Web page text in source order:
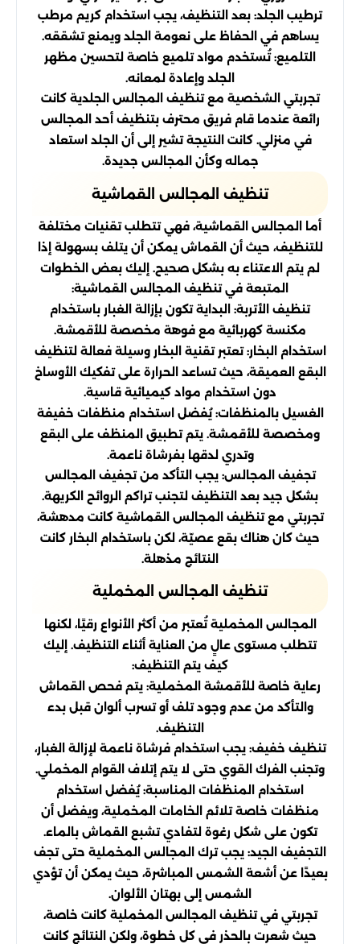
ترطيب الجلد: بعد التنظيف، يجب استخدام كريم مرطب
يساهم في الحفاظ على نعومة الجلد ويمنع تشققه.
التلميع: تُستخدم مواد تلميع خاصة لتحسين مظهر
الجلد وإعادة لمعانه.
تجربتي الشخصية مع تنظيف المجالس الجلدية كانت
رائعة عندما قام فريق محترف بتنظيف أحد المجالس
في منزلي. كانت النتيجة تشير إلى أن الجلد استعاد
جماله وكأن المجالس جديدة.
تنظيف المجالس القماشية
أما المجالس القماشية، فهي تتطلب تقنيات مختلفة
للتنظيف، حيث أن القماش يمكن أن يتلف بسهولة إذا
لم يتم الاعتناء به بشكل صحيح. إليك بعض الخطوات
المتبعة في تنظيف المجالس القماشية:
تنظيف الأتربة: البداية تكون بإزالة الغبار باستخدام
مكنسة كهربائية مع فوهة مخصصة للأقمشة.
استخدام البخار: تعتبر تقنية البخار وسيلة فعالة لتنظيف
البقع العميقة، حيث تساعد الحرارة على تفكيك الأوساخ
دون استخدام مواد كيميائية قاسية.
الغسيل بالمنظفات: يُفضل استخدام منظفات خفيفة
ومخصصة للأقمشة. يتم تطبيق المنظف على البقع
وتدري لدقها بفرشاة ناعمة.
تجفيف المجالس: يجب التأكد من تجفيف المجالس
بشكل جيد بعد التنظيف لتجنب تراكم الروائح الكريهة.
تجربتي مع تنظيف المجالس القماشية كانت مدهشة،
حيث كان هناك بقع عصيّة، لكن باستخدام البخار كانت
النتائج مذهلة.
تنظيف المجالس المخملية
المجالس المخملية تُعتبر من أكثر الأنواع رقيًا، لكنها
تتطلب مستوى عالٍ من العناية أثناء التنظيف. إليك
كيف يتم التنظيف:
رعاية خاصة للأقمشة المخملية: يتم فحص القماش
والتأكد من عدم وجود تلف أو تسرب ألوان قبل بدء
التنظيف.
تنظيف خفيف: يجب استخدام فرشاة ناعمة لإزالة الغبار،
وتجنب الفرك القوي حتى لا يتم إتلاف القوام المخملي.
استخدام المنظفات المناسبة: يُفضل استخدام
منظفات خاصة تلائم الخامات المخملية، ويفضل أن
تكون على شكل رغوة لتفادي تشبع القماش بالماء.
التجفيف الجيد: يجب ترك المجالس المخملية حتى تجف
بعيدًا عن أشعة الشمس المباشرة، حيث يمكن أن تؤدي
الشمس إلى بهتان الألوان.
تجربتي في تنظيف المجالس المخملية كانت خاصة،
حيث شعرت بالحذر في كل خطوة، ولكن النتائج كانت